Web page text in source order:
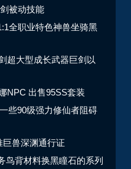
被动技能
全职业特色神兽坐骑黑
超大型成长武器巨剑以
NPC 出售95SS套装
些90级强力修仙者阻碍
兽深渊通行证
鸟背材料换黑瞳石的系列